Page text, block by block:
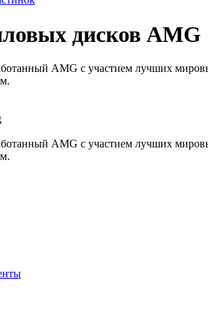
дисков AMG
AMG с участием лучших
AMG с участием лучших